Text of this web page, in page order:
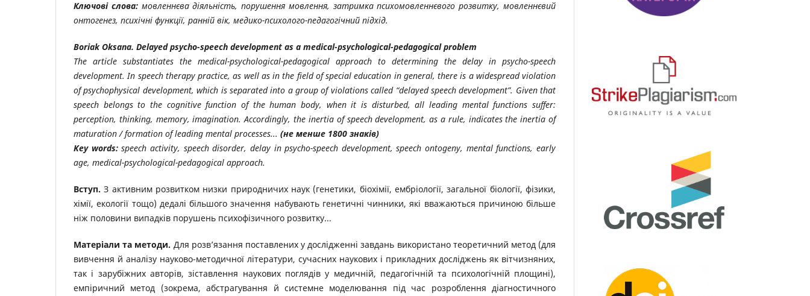
Ключові слова:мовленнєва діяльність, порушення мовлення, затримка психомовленнєвого розвитку, мовленнєвий
онтогенез, психічні функції, ранній вік, медико-психолого-педагогічний підхід.
Boriak Oksana. Delayed psycho-speech development as a medical-psychological-pedagogical problem
The article substantiates the medical-psychological-pedagogical approach to determining the delay in psycho-speech
development. In speech therapy practice, as well as in the field of special education in general, there is a widespread violation
of psychophysical development, which is separated into a group of violations called “delayed speech development”. Given that
speech belongs to the cognitive function of the human body, when it is disturbed, all leading mental functions suffer:
perception, thinking, memory, imagination. Accordingly, the inertia of speech development, as a rule, indicates the inertia of
maturation / formation of leading mental processes... (не менше 1800 знаків)
Key words: speech activity, speech disorder, delay in psycho-speech development, speech ontogeny, mental functions, early
age, medical-psychological-pedagogical approach.
Вступ. З активним розвитком низки природничих наук (генетики, біохімії, ембріології, загальної біології, фізики,
хімії, екології тощо) дедалі більшого значення набувають генетичні чинники, які вважаються причиною більше
ніж половини випадків порушень психофізичного розвитку...
Матеріали та методи. Для розв’язання поставлених у дослідженні завдань використано теоретичний метод (для
вивчення й аналізу науково-методичної літератури, сучасних наукових і прикладних досліджень як вітчизняних,
так і зарубіжних авторів, зіставлення наукових поглядів у медичній, педагогічній та психологічній площині),
емпіричний метод (зокрема, абстрагування й системне моделювання під час розроблення діагностичного